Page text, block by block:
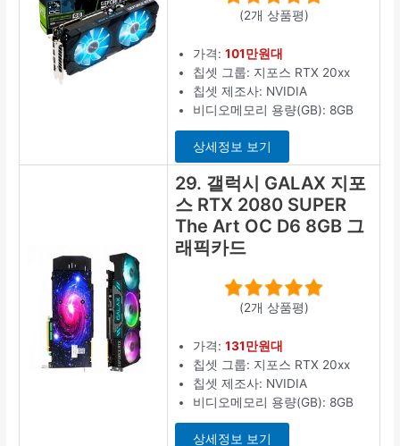
(2개 상품평)
가격:101만원대
칩셋 그룹: 지포스 RTX 20xx
칩셋 제조사: NVIDIA
비디오메모리 용량(GB): 8GB
상세정보 보기
29. 갤럭시 GALAX 지포
스 RTX 2080 SUPER
The Art OC D6 8GB 그
래픽카드
(2개 상품평)
가격:131만원대
칩셋 그룹: 지포스 RTX 20xx
칩셋 제조사: NVIDIA
비디오메모리 용량(GB): 8GB
상세정보 보기